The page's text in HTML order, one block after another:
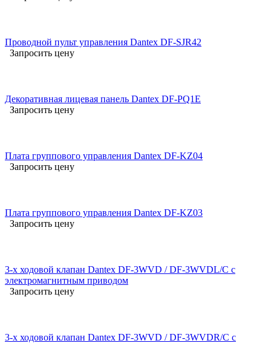
Проводной пульт управления Dantex DF-SJR42
Запросить цену
Декоративная лицевая панель Dantex DF-PQ1E
Запросить цену
Плата группового управления Dantex DF-KZ04
Запросить цену
Плата группового управления Dantex DF-KZ03
Запросить цену
3-х ходовой клапан Dantex DF-3WVD / DF-3WVDL/C с
электромагнитным приводом
Запросить цену
3-х ходовой клапан Dantex DF-3WVD / DF-3WVDR/C с